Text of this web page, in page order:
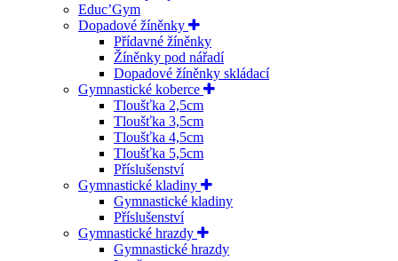
Educ’Gym
Dopadové žíněnky
Přídavné žíněnky
Žíněnky pod nářadí
Dopadové žíněnky skládací
Gymnastické koberce
Tloušťka 2,5cm
Tloušťka 3,5cm
Tloušťka 4,5cm
Tloušťka 5,5cm
Příslušenství
Gymnastické kladiny
Gymnastické kladiny
Příslušenství
Gymnastické hrazdy
Gymnastické hrazdy